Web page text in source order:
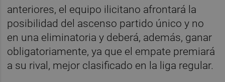
anteriores, el equipo ilicitano afrontará la
posibilidad del ascenso partido único y no
en una eliminatoria y deberá, además, ganar
obligatoriamente, ya que el empate premiará
a su rival, mejor clasificado en la liga regular.